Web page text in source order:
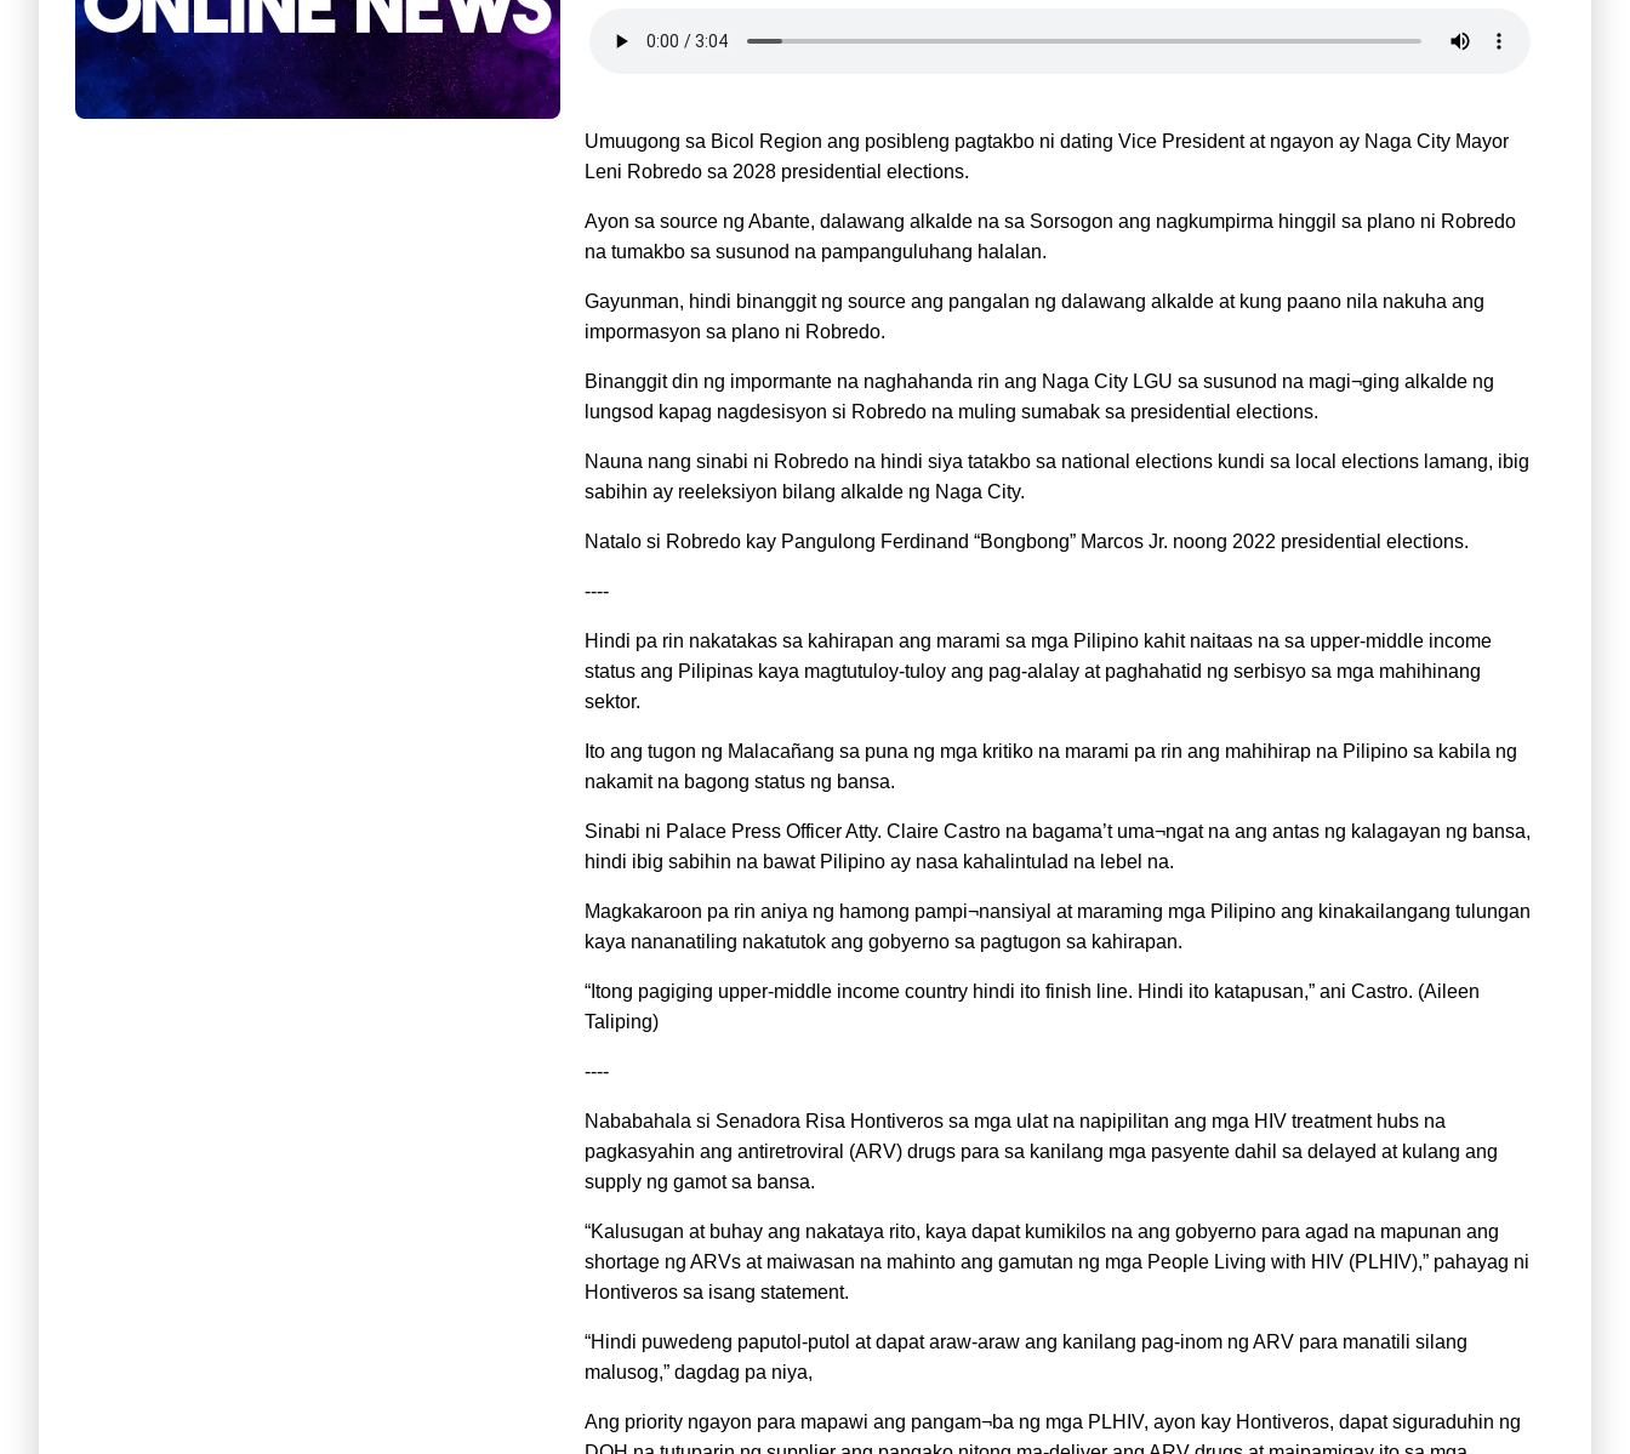
Umuugong sa Bicol Region ang posibleng pagtakbo ni dating Vice President at ngayon ay Naga City Mayor
Leni Robredo sa 2028 presidential elections.
Ayon sa source ng Abante, dalawang alkalde na sa Sorsogon ang nagkumpirma hinggil sa plano ni Robredo
na tumakbo sa susunod na pampanguluhang halalan.
Gayunman, hindi binanggit ng source ang pangalan ng dalawang alkalde at kung paano nila nakuha ang
impormasyon sa plano ni Robredo.
Binanggit din ng impormante na naghahanda rin ang Naga City LGU sa susunod na magi¬ging alkalde ng
lungsod kapag nagdesisyon si Robredo na muling sumabak sa presidential elections.
Nauna nang sinabi ni Robredo na hindi siya tatakbo sa national elections kundi sa local elections lamang, ibig
sabihin ay reeleksiyon bilang alkalde ng Naga City.
Natalo si Robredo kay Pangulong Ferdinand “Bongbong” Marcos Jr. noong 2022 presidential elections.
----
Hindi pa rin nakatakas sa kahirapan ang marami sa mga Pilipino kahit naitaas na sa upper-middle income
status ang Pilipinas kaya magtutuloy-tuloy ang pag-alalay at paghahatid ng serbisyo sa mga mahihinang
sektor.
Ito ang tugon ng Malacañang sa puna ng mga kritiko na marami pa rin ang mahihirap na Pilipino sa kabila ng
nakamit na bagong status ng bansa.
Sinabi ni Palace Press Officer Atty. Claire Castro na bagama’t uma¬ngat na ang antas ng kalagayan ng bansa,
hindi ibig sabihin na bawat Pilipino ay nasa kahalintulad na lebel na.
Magkakaroon pa rin aniya ng hamong pampi¬nansiyal at maraming mga Pilipino ang kinakailangang tulungan
kaya nananatiling nakatutok ang gobyerno sa pagtugon sa kahirapan.
“Itong pagiging upper-middle income country hindi ito finish line. Hindi ito katapusan,” ani Castro. (Aileen
Taliping)
----
Nababahala si Senadora Risa Hontiveros sa mga ulat na napipilitan ang mga HIV treatment hubs na
pagkasyahin ang antiretroviral (ARV) drugs para sa kanilang mga pasyente dahil sa delayed at kulang ang
supply ng gamot sa bansa.
“Kalusugan at buhay ang nakataya rito, kaya dapat kumikilos na ang gobyerno para agad na mapunan ang
shortage ng ARVs at maiwasan na mahinto ang gamutan ng mga People Living with HIV (PLHIV),” pahayag ni
Hontiveros sa isang statement.
“Hindi puwedeng paputol-putol at dapat araw-araw ang kanilang pag-inom ng ARV para manatili silang
malusog,” dagdag pa niya,
Ang priority ngayon para mapawi ang pangam¬ba ng mga PLHIV, ayon kay Hontiveros, dapat siguraduhin ng